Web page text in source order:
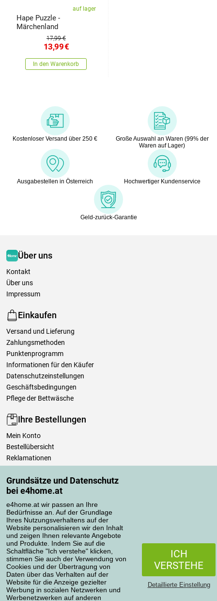
Grundsätze und Datenschutz
bei e4home.at
e4home.at wir passen an Ihre
Bedürfnisse an. Auf der Grundlage
Ihres Nutzungsverhaltens auf der
Website personalisieren wir den Inhalt
und zeigen Ihnen relevante Angebote
und Produkte. Indem Sie auf die
Schaltfläche "Ich verstehe" klicken,
stimmen Sie auch der Verwendung von
Cookies und der Übertragung von
Daten über das Verhalten auf der
Website für die Anzeige gezielter
Werbung in sozialen Netzwerken und
Werbenetzwerken auf anderen
ICH
VERSTEHE
Detaillierte Einstellung
auf lager
Hape Puzzle -
Märchenland
17,99 €
13,99€
In den Warenkorb
Kostenloser Versand über 250 €
Große Auswahl an Waren (99% der
Waren auf Lager)
Ausgabestellen in Österreich Hochwertiger Kundenservice
Geld-zurück-Garantie
Über uns
Kontakt
Über uns
Impressum
Einkaufen
Versand und Lieferung
Zahlungsmethoden
Punktenprogramm
Informationen für den Käufer
Datenschutzeinstellungen
Geschäftsbedingungen
Pflege der Bettwäsche
Ihre Bestellungen
Mein Konto
Bestellübersicht
Reklamationen
Einfach mehr wissen
Richtlinien zur Verarbeitung von Bewertungen
Transportarten
Zahlungsmethoden